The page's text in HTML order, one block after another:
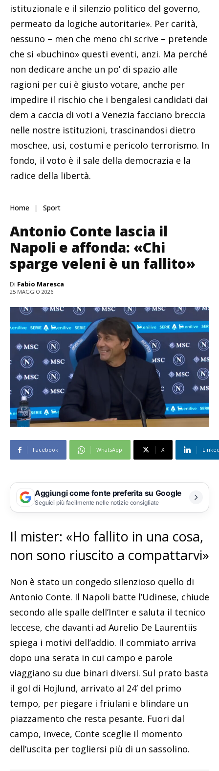
istituzionale e il silenzio politico del governo,
permeato da logiche autoritarie». Per carità,
nessuno – men che meno chi scrive – pretende
che si «buchino» questi eventi, anzi. Ma perché
non dedicare anche un po’ di spazio alle
ragioni per cui è giusto votare, anche per
impedire il rischio che i bengalesi candidati dai
dem a caccia di voti a Venezia facciano breccia
nelle nostre istituzioni, trascinandosi dietro
moschee, usi, costumi e pericolo terrorismo. In
fondo, il voto è il sale della democrazia e la
radice della libertà.
Home Sport
Antonio Conte lascia il
Napoli e affonda: «Chi
sparge veleni è un fallito»
Di Fabio Maresca
25 MAGGIO 2026
Facebook WhatsApp X
Aggiungi come fonte preferita su Google
Seguici più facilmente nelle notizie consigliate
Il mister: «Ho fallito in una cosa,
non sono riuscito a compattarvi»
Non è stato un congedo silenzioso quello di
Antonio Conte. Il Napoli batte l’Udinese, chiude
secondo alle spalle dell’Inter e saluta il tecnico
leccese, che davanti ad Aurelio De Laurentiis
spiega i motivi dell’addio. Il commiato arriva
dopo una serata in cui campo e parole
viaggiano su due binari diversi. Sul prato basta
il gol di Hojlund, arrivato al 24’ del primo
tempo, per piegare i friulani e blindare un
piazzamento che resta pesante. Fuori dal
campo, invece, Conte sceglie il momento
dell’uscita per togliersi più di un sassolino.